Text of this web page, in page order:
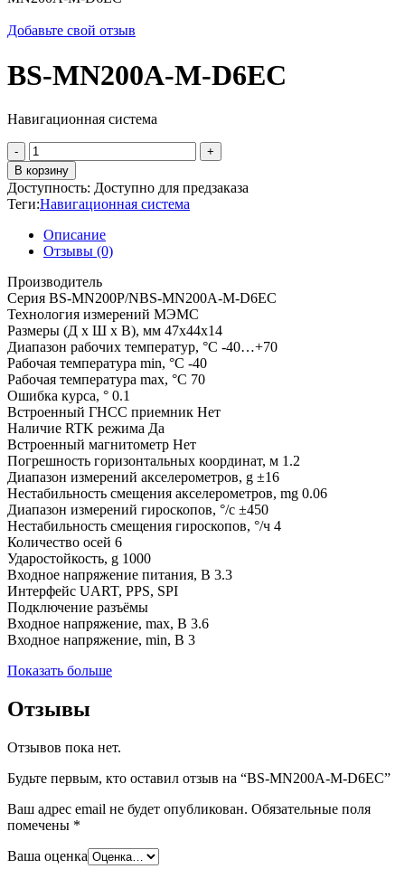
Добавьте свой отзыв
BS-MN200A-M-D6EC
Навигационная система
Количество
товара
BS-
MN200A-
M-
D6EC
В корзину
Доступность: Доступно для предзаказа
Теги:Навигационная система
Описание
Отзывы (0)
Производитель
Серия BS-MN200P/NBS-MN200A-M-D6EC
Технология измерений МЭМС
Размеры (Д х Ш х В), мм 47x44x14
Диапазон рабочих температур, °С -40…+70
Рабочая температура min, °С -40
Рабочая температура max, °С 70
Ошибка курса, ° 0.1
Встроенный ГНСС приемник Нет
Наличие RTK режима Да
Встроенный магнитометр Нет
Погрешность горизонтальных координат, м 1.2
Диапазон измерений акселерометров, g ±16
Нестабильность смещения акселерометров, mg 0.06
Диапазон измерений гироскопов, °/с ±450
Нестабильность смещения гироскопов, °/ч 4
Количество осей 6
Ударостойкость, g 1000
Входное напряжение питания, В 3.3
Интерфейс UART, PPS, SPI
Подключение разъёмы
Входное напряжение, max, В 3.6
Входное напряжение, min, В 3
Показать больше
Отзывы
Отзывов пока нет.
Будьте первым, кто оставил отзыв на “BS-MN200A-M-D6EC”
Ваш адрес email не будет опубликован. Обязательные поля
помечены *
Ваша оценка